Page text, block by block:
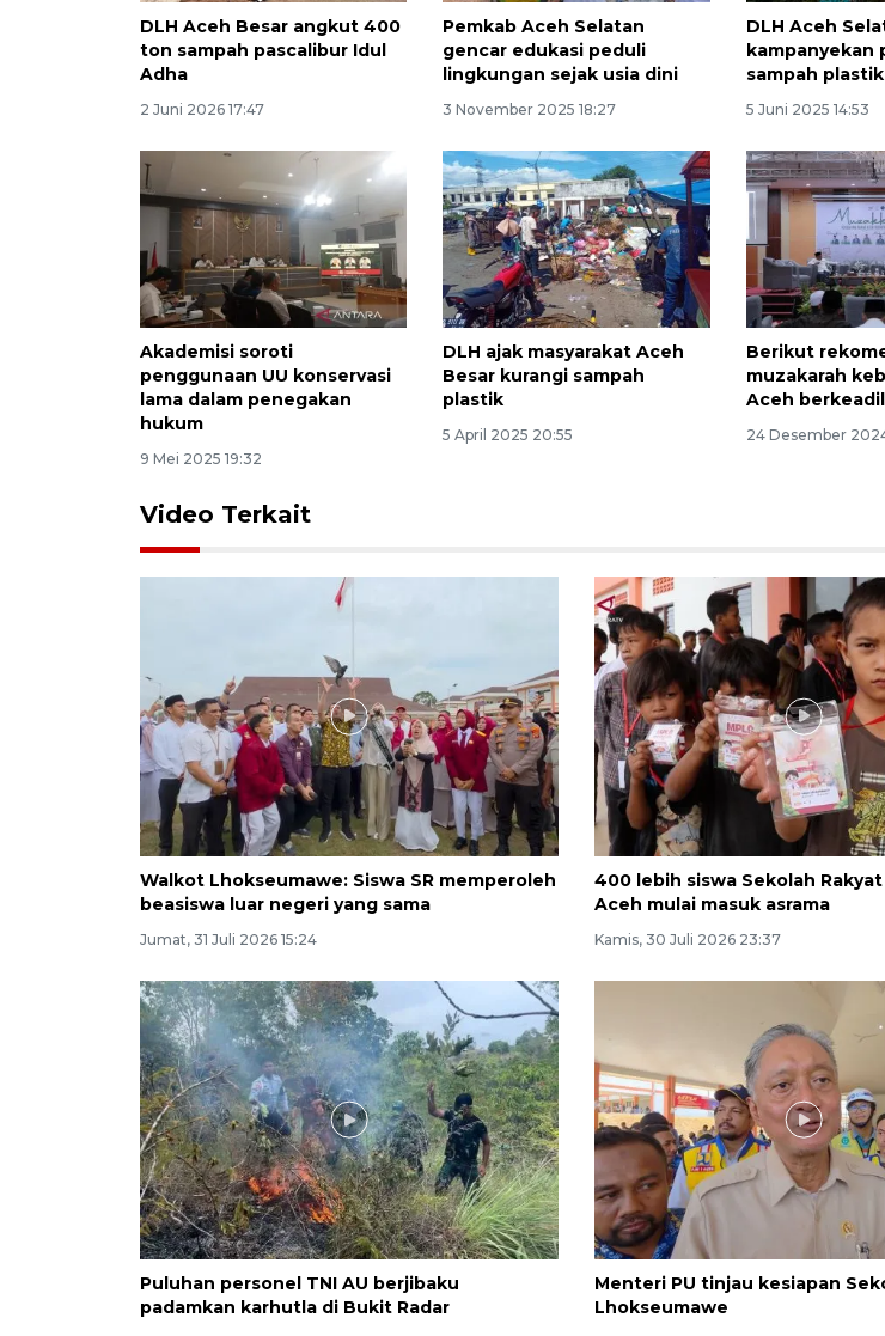
DLH Aceh Besar angkut 400
ton sampah pascalibur Idul
Adha
2 Juni 2026 17:47
Pemkab Aceh Selatan
gencar edukasi peduli
lingkungan sejak usia dini
3 November 2025 18:27
DLH Aceh
kampanyekan
sampah plastik
5 Juni 2025 14:53
Akademisi soroti
penggunaan UU konservasi
lama dalam penegakan
hukum
9 Mei 2025 19:32
DLH ajak masyarakat Aceh
Besar kurangi sampah
plastik
5 April 2025 20:55
Berikut
muzakarah
Aceh
24 Desember
Video Terkait
Walkot Lhokseumawe: Siswa SR memperoleh
beasiswa luar negeri yang sama
Jumat, 31 Juli 2026 15:24
400 lebih siswa Sekolah
Aceh mulai masuk asrama
Kamis, 30 Juli 2026 23:37
Puluhan personel TNI AU berjibaku
padamkan karhutla di Bukit Radar
Menteri PU tinjau kesiapan
Lhokseumawe